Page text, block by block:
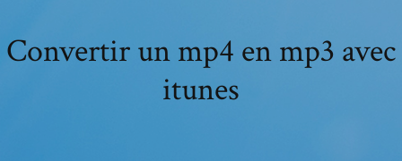
Convertir un mp4 en mp3 avec
itunes